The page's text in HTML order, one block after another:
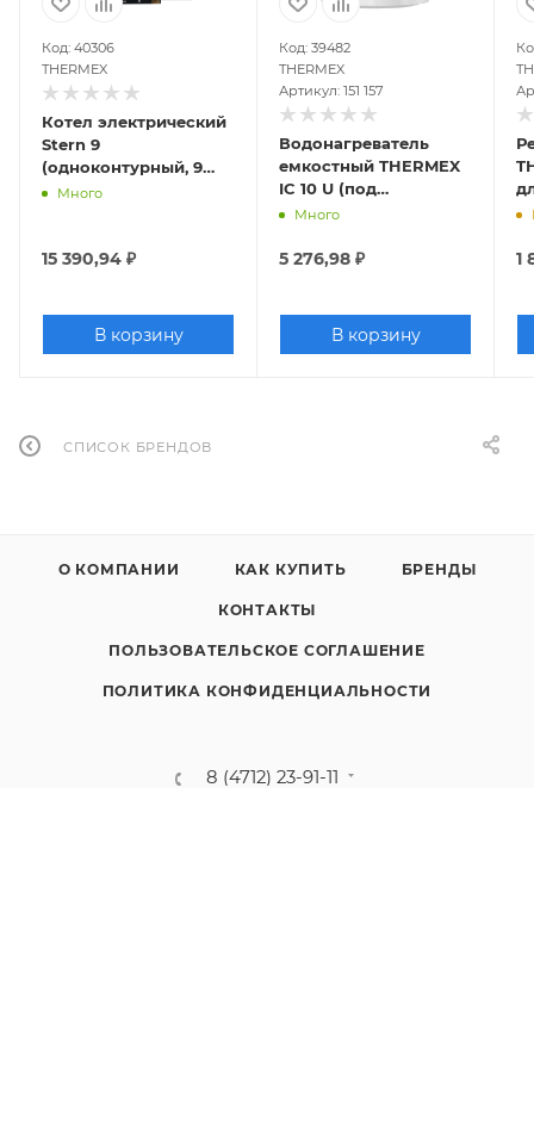
Код: 40306
THERMEX
Котел электрический
Stern 9
(одноконтурный, 9
кВт, 220/380В)
Много
15 390,94 ₽
В корзину
Код: 39482
THERMEX
Артикул: 151 157
Водонагреватель
емкостный THERMEX
IC 10 U (под
раковиной) (1,5 кВт)
Много
5 276,98 ₽
В корзину
1
СПИСОК БРЕНДОВ
О КОМПАНИИ КАК КУПИТЬ БРЕНДЫ
КОНТАКТЫ
ПОЛЬЗОВАТЕЛЬСКОЕ СОГЛАШЕНИЕ
ПОЛИТИКА КОНФИДЕНЦИАЛЬНОСТИ
8 (4712) 23-91-11